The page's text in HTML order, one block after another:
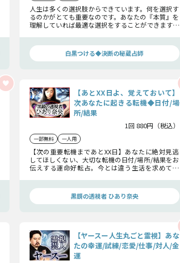
人生は多くの選択肢からできています。何を選択す
るのかがとても重要なのです。あなたの『本質』を
理解していれば最適な選択をすることができます。
白黒つける◆決断の秘蔵占師
【あとXX日よ、覚えておいて】
次あなたに起きる転機◆日付/場
所/結果
1回 880円（税込）
一部無料 一人用
【次の重要転機まであとXX日】あなたに絶対見逃
してほしくない、大切な転機の日付/場所/結果をお
伝えする運命好転占。今とは違う生活を求めてい
黒鏡の透視者 ひあり奈央
【ヤースー人生丸ごと霊視】あな
たの幸運/試練/恋愛/仕事/対人/金
運